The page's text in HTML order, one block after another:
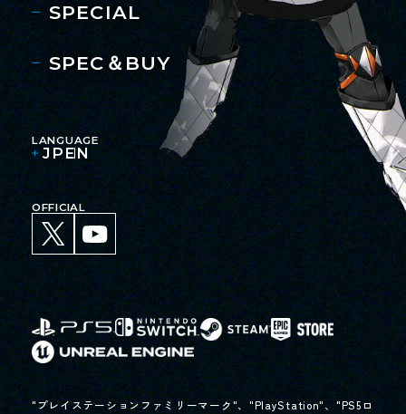
SPECIAL
SPEC＆BUY
OFFICIAL
LANGUAGE
JPEN
"プレイステーションファミリーマーク"、"PlayStation"、"PS5ロ